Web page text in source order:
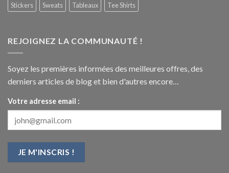
Stickers
Sweats Tableaux Tee Shirts
REJOIGNEZ LA COMMUNAUTÉ !
Soyez les premières informées des meilleures offres, des
derniers articles de blog et bien d'autres encore…
Votre adresse email :